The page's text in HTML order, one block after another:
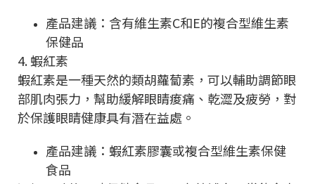
產品建議：含有維生素C和E的複合型維生素
保健品
4. 蝦紅素
蝦紅素是一種天然的類胡蘿蔔素，可以輔助調節眼
部肌肉張力，幫助緩解眼睛痠痛、乾澀及疲勞，對
於保護眼睛健康具有潛在益處。
產品建議：蝦紅素膠囊或複合型維生素保健
食品